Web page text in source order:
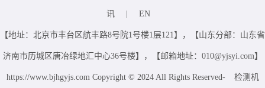
讯 EN
【地址：北京市丰台区航丰路8号院1号楼1层121】，【山东分部：山东省
济南市历城区唐冶绿地汇中心36号楼】，【邮箱地址：010@yjsyi.com】
https://www.bjhgyjs.com Copyright © 2024 All Rights Reserved- 检测机